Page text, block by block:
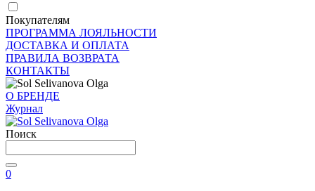
Покупателям
ПРОГРАММА ЛОЯЛЬНОСТИ
ДОСТАВКА И ОПЛАТА
ПРАВИЛА ВОЗВРАТА
КОНТАКТЫ
О БРЕНДЕ
Журнал
Поиск
0